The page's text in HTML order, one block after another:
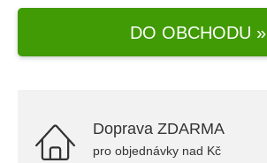
DO OBCHODU »
Doprava ZDARMA
pro objednávky nad Kč